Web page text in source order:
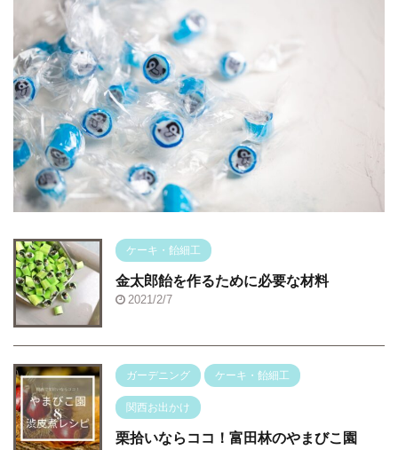
ケーキ・飴細工
金太郎飴を作るために必要な材料
2021/2/7
ガーデニング ケーキ・飴細工
関西お出かけ
栗拾いならココ！富田林のやまびこ園